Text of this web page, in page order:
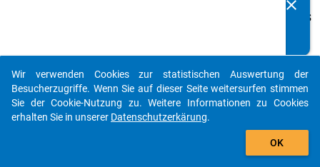
ers
We
lle
65
clear
auto_stories
add_shopping_cart
Wir verwenden Cookies zur statistischen Auswertung der
Besucherzugriffe. Wenn Sie auf dieser Seite weitersurfen stimmen
Sie der Cookie-Nutzung zu. Weitere Informationen zu Cookies
erhalten Sie in unserer Datenschutzerkärung.
OK